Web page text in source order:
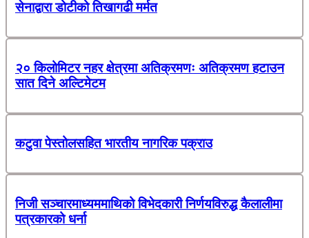
सेनाद्वारा डोटीको तिखागढी मर्मत
२० किलोमिटर नहर क्षेत्रमा अतिक्रमणः अतिक्रमण हटाउन
सात दिने अल्टिमेटम
कटुवा पेस्तोलसहित भारतीय नागरिक पक्राउ
निजी सञ्चारमाध्यममाथिको विभेदकारी निर्णयविरुद्ध कैलालीमा
पत्रकारको धर्ना